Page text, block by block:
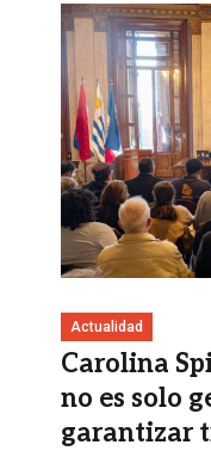
Imagen
Actualidad
Carolina
no es solo
garantizar